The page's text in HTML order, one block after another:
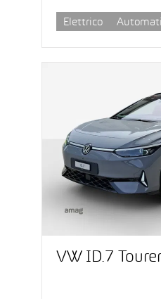
Elettrico
VW ID.7